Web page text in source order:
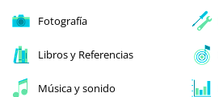
Fotografía
Libros y Referencias
Música y sonido